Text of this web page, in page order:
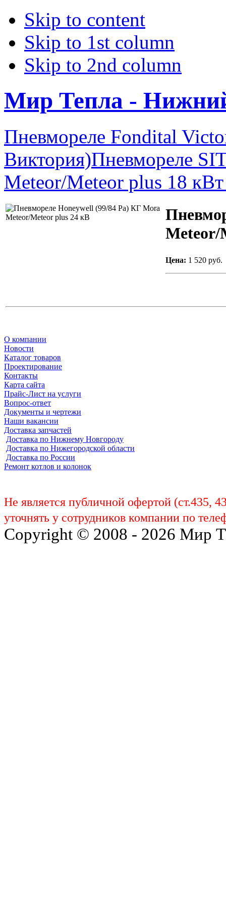
Skip to content
Skip to 1st column
Skip to 2nd column
Мир Тепла -
Пневмореле Fondital
Виктория)Пневмореле
Meteor/Meteor plus 18
Meteor/
Цена: 1 520 руб.
О компании
Новости
Каталог товаров
Проектирование
Контакты
Карта сайта
Прайс-Лист на услуги
Вопрос-ответ
Документы и чертежи
Наши вакансии
Доставка запчастей
Доставка по Нижнему Новгороду
Доставка по Нижегородской области
Доставка по России
Ремонт котлов и колонок
Не является публичной офертой (ст.435,
уточнять у сотрудников компании по
Copyright © 2008 - 2026 Мир